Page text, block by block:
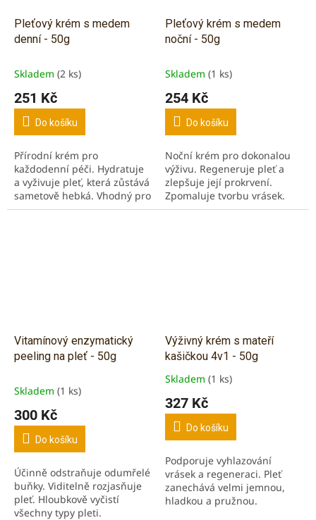
Pleťový krém s medem
denní - 50g
Skladem (2 ks)
251 Kč
Do košíku
Přírodní krém pro
každodenní péči. Hydratuje
a vyživuje pleť, která zůstává
sametově hebká. Vhodný pro
normální, smíšenou, nebo
Pleťový krém s medem
noční - 50g
Skladem (1 ks)
254 Kč
Do košíku
Noční krém pro dokonalou
výživu. Regeneruje pleť a
zlepšuje její prokrvení.
Zpomaluje tvorbu vrásek.
Vitamínový enzymatický
peeling na pleť - 50g
Skladem (1 ks)
300 Kč
Do košíku
Účinně odstraňuje odumřelé
buňky. Viditelně rozjasňuje
pleť. Hloubkově vyčistí
všechny typy pleti.
Výživný krém s mateří
kašičkou 4v1 - 50g
Průměrné
produktu
5,0
5
hvězdiček.
Skladem (1 ks)
327 Kč
Do košíku
Podporuje vyhlazování
vrásek a regeneraci. Pleť
zanechává velmi jemnou,
hladkou a pružnou.